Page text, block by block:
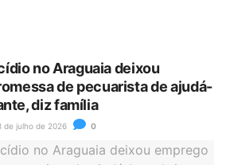
no Araguaia deixou
de pecuarista de ajudá-
diz família
de julho de 2026 0